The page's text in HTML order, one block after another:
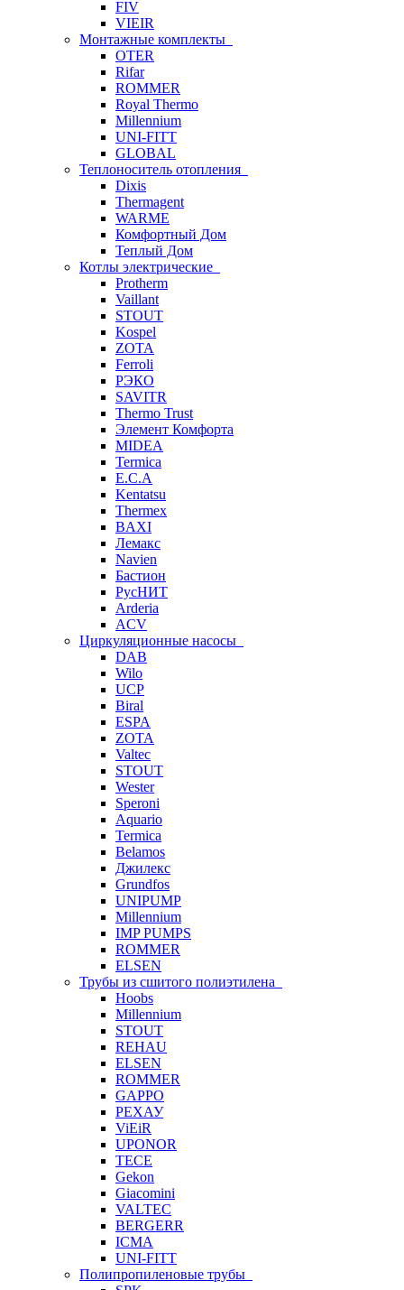
FIV
VIEIR
Монтажные комплекты
OTER
Rifar
ROMMER
Royal Thermo
Millennium
UNI-FITT
GLOBAL
Теплоноситель отопления
Dixis
Thermagent
WARME
Комфортный Дом
Теплый Дом
Котлы электрические
Protherm
Vaillant
STOUT
Kospel
ZOTA
Ferroli
РЭКО
SAVITR
Thermo Trust
Элемент Комфорта
MIDEA
Termica
E.C.A
Kentatsu
Thermex
BAXI
Лемакс
Navien
Бастион
РусНИТ
Arderia
ACV
Циркуляционные насосы
DAB
Wilo
UCP
Biral
ESPA
ZOTA
Valtec
STOUT
Wester
Speroni
Aquario
Termica
Belamos
Джилекс
Grundfos
UNIPUMP
Millennium
IMP PUMPS
ROMMER
ELSEN
Трубы из сшитого полиэтилена
Hoobs
Millennium
STOUT
REHAU
ELSEN
ROMMER
GAPPO
РЕХАУ
ViEiR
UPONOR
TECE
Gekon
Giacomini
VALTEC
BERGERR
ICMA
UNI-FITT
Полипропиленовые трубы